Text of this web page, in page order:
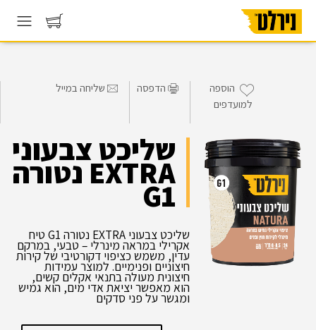
הוספה
למועדפים
הדפסה שליחה במייל
שליכט צבעוני
EXTRA נטורה
G1
שליכט צבעוני EXTRA נטורה G1 טיח
אקרילי במראה מינרלי – טבעי, במרקם
עדין, משמש כציפוי דקורטיבי של קירות
חיצוניים ופנימיים. למוצר עמידות
חיצונית מעולה בתנאי אקלים קשים,
הוא מאפשר יציאת אדי מים, הוא גמיש
ומגשר על פני סדקים